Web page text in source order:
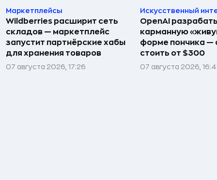
Маркетплейсы
Wildberries расширит сеть
складов — маркетплейс
запустит партнёрские хабы
для хранения товаров
07 августа 2026, 17:26
Искусственный
OpenAI
карманную
форме пончика —
стоить от $300
07 августа 2026,